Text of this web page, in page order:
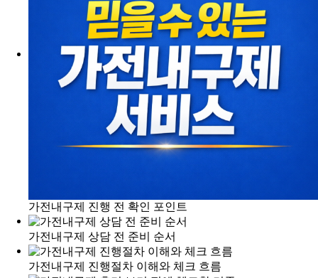
가전내구제 진행 전 확인 포인트
가전내구제 상담 전 준비 순서
가전내구제 진행절차 이해와 체크 흐름